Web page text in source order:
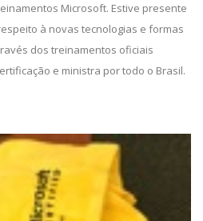
Microsoft. Estive presente
à novas tecnologias e formas
dos treinamentos oficiais
e ministra por todo o Brasil.